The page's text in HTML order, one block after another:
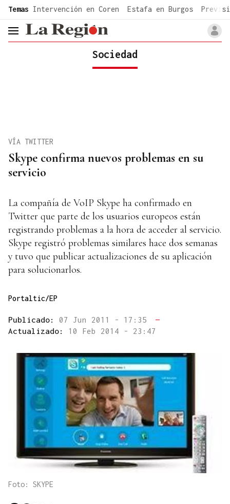
common.go-to-content
Temas Intervención en Coren Estafa en Burgos
header.menu.open
Sociedad
Skype confirma nuevos problemas en su
servicio
VÍA TWITTER
La compañía de VoIP Skype ha confirmado en
Twitter que parte de los usuarios europeos están
registrando problemas a la hora de acceder al servicio.
Skype registró problemas similares hace dos semanas
y tuvo que publicar actualizaciones de su aplicación
para solucionarlos.
Portaltic/EP
Publicado: 07 Jun 2011 - 17:35
—
Actualizado: 10 Feb 2014 - 23:47
Foto: SKYPE